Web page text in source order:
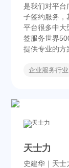
是我们对平台
子签约服务，
平台很多中大
签服务世界
提供专业的方
企业服务行业
天士力
史建华｜天